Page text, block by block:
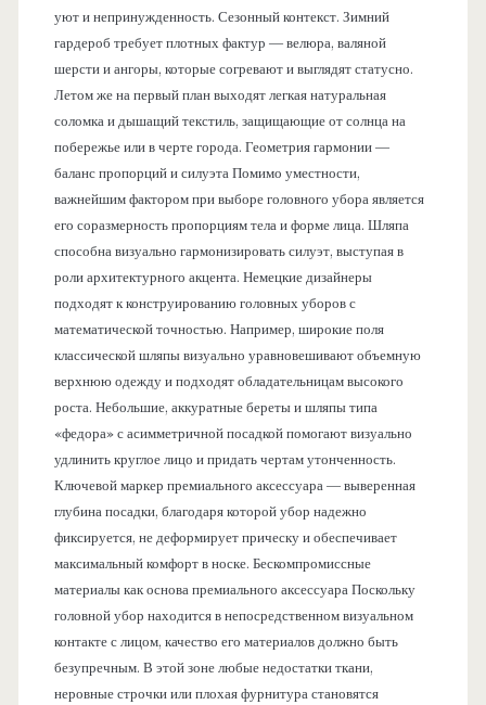
уют и непринужденность. Сезонный контекст. Зимний
гардероб требует плотных фактур — велюра, валяной
шерсти и ангоры, которые согревают и выглядят статусно.
Летом же на первый план выходят легкая натуральная
соломка и дышащий текстиль, защищающие от солнца на
побережье или в черте города. Геометрия гармонии —
баланс пропорций и силуэта Помимо уместности,
важнейшим фактором при выборе головного убора является
его соразмерность пропорциям тела и форме лица. Шляпа
способна визуально гармонизировать силуэт, выступая в
роли архитектурного акцента. Немецкие дизайнеры
подходят к конструированию головных уборов с
математической точностью. Например, широкие поля
классической шляпы визуально уравновешивают объемную
верхнюю одежду и подходят обладательницам высокого
роста. Небольшие, аккуратные береты и шляпы типа
«федора» с асимметричной посадкой помогают визуально
удлинить круглое лицо и придать чертам утонченность.
Ключевой маркер премиального аксессуара — выверенная
глубина посадки, благодаря которой убор надежно
фиксируется, не деформирует прическу и обеспечивает
максимальный комфорт в носке. Бескомпромиссные
материалы как основа премиального аксессуара Поскольку
головной убор находится в непосредственном визуальном
контакте с лицом, качество его материалов должно быть
безупречным. В этой зоне любые недостатки ткани,
неровные строчки или плохая фурнитура становятся